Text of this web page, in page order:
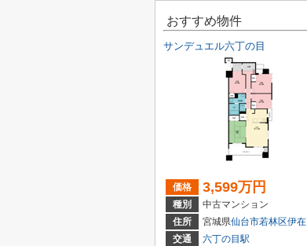
おすすめ物件
サンデュエル六丁の目
価格 3,599万円
種別
中古マンション
住所
宮城県仙台市若林区伊在
交通
六丁の目駅